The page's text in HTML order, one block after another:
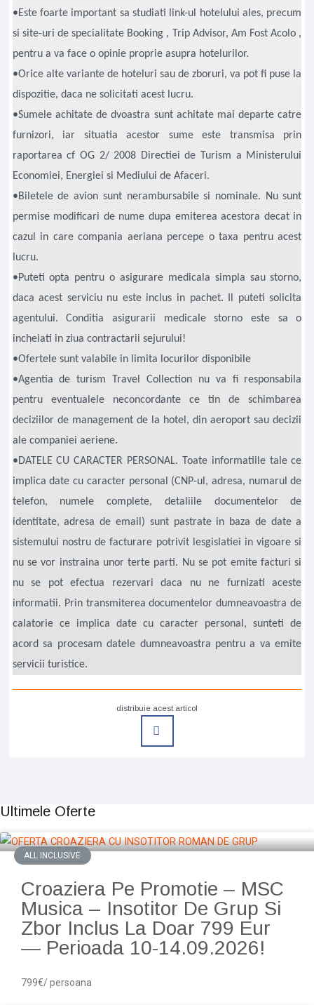
•Este foarte important sa studiati link-ul hotelului ales, precum
si site-uri de specialitate Booking , Trip Advisor, Am Fost Acolo ,
pentru a va face o opinie proprie asupra hotelurilor.
•Orice alte variante de hoteluri sau de zboruri, va pot fi puse la
dispozitie, daca ne solicitati acest lucru.
•Sumele achitate de dvoastra sunt achitate mai departe catre
furnizori, iar situatia acestor sume este transmisa prin
raportarea cf OG 2/ 2008 Directiei de Turism a Ministerului
Economiei, Energiei si Mediului de Afaceri.
•Biletele de avion sunt nerambursabile si nominale. Nu sunt
permise modificari de nume dupa emiterea acestora decat in
cazul in care compania aeriana percepe o taxa pentru acest
lucru.
•Puteti opta pentru o asigurare medicala simpla sau storno,
daca acest serviciu nu este inclus in pachet. Il puteti solicita
agentului. Conditia asigurarii medicale storno este sa o
incheiati in ziua contractarii sejurului!
•Ofertele sunt valabile in limita locurilor disponibile
•Agentia de turism Travel Collection nu va fi responsabila
pentru eventualele neconcordante ce tin de schimbarea
deciziilor de management de la hotel, din aeroport sau decizii
ale companiei aeriene.
•DATELE CU CARACTER PERSONAL. Toate informatiile tale ce
implica date cu caracter personal (CNP-ul, adresa, numarul de
telefon, numele complete, detaliile documentelor de
identitate, adresa de email) sunt pastrate in baza de date a
sistemului nostru de facturare potrivit lesgislatiei in vigoare si
nu se vor instraina unor terte parti. Nu se pot emite facturi si
nu se pot efectua rezervari daca nu ne furnizati aceste
informatii. Prin transmiterea documentelor dumneavoastra de
calatorie ce implica date cu caracter personal, sunteti de
acord sa procesam datele dumneavoastra pentru a va emite
servicii turistice.
distribuie acest articol
Ultimele Oferte
ALL INCLUSIVE
Croaziera Pe Promotie – MSC
Musica – Insotitor De Grup Si
Zbor Inclus La Doar 799 Eur
— Perioada 10-14.09.2026!
799€/ persoana